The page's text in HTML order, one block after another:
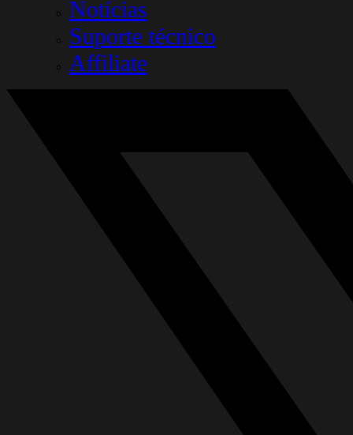
Notícias
Suporte técnico
Affiliate